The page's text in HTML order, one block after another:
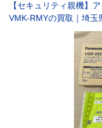
【セキュリティ親機】
VMK-RMYの買取｜埼玉